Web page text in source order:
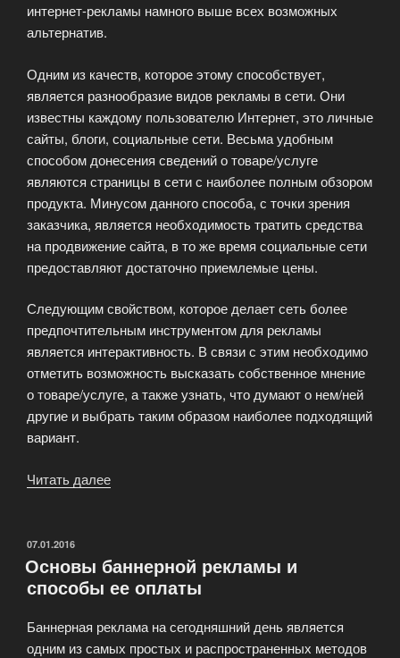
интернет-рекламы намного выше всех возможных
альтернатив.
Одним из качеств, которое этому способствует,
является разнообразие видов рекламы в сети. Они
известны каждому пользователю Интернет, это личные
сайты, блоги, социальные сети. Весьма удобным
способом донесения сведений о товаре/услуге
являются страницы в сети с наиболее полным обзором
продукта. Минусом данного способа, с точки зрения
заказчика, является необходимость тратить средства
на продвижение сайта, в то же время социальные сети
предоставляют достаточно приемлемые цены.
Следующим свойством, которое делает сеть более
предпочтительным инструментом для рекламы
является интерактивность. В связи с этим необходимо
отметить возможность высказать собственное мнение
о товаре/услуге, а также узнать, что думают о нем/ней
другие и выбрать таким образом наиболее подходящий
вариант.
Читать далее
развивается
с
скоростью»
ОПУБЛИКОВАНО
07.01.2016
Основы баннерной рекламы и
способы ее оплаты
Баннерная реклама на сегодняшний день является
одним из самых простых и распространенных методов